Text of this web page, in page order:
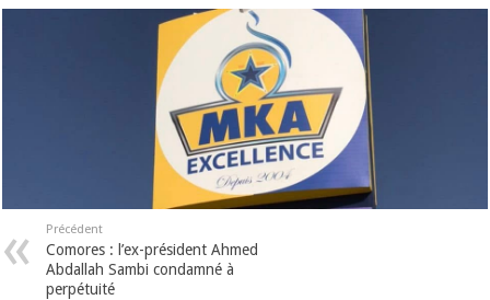
Précédent
Comores : l’ex-président Ahmed
Abdallah Sambi condamné à
perpétuité